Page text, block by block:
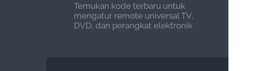
Temukan kode terbaru untuk
mengatur remote universal TV,
DVD, dan perangkat elektronik